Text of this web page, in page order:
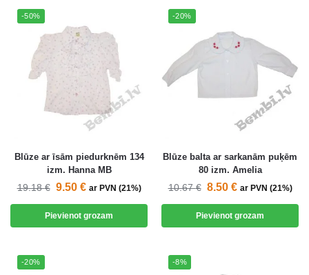
-50%
Blūze ar īsām piedurknēm 134
izm. Hanna MB
19.18€ 9.50 € ar PVN (21%)
Pievienot grozam
-20%
Blūze balta ar sarkanām puķēm
80 izm. Amelia
10.67€ 8.50 € ar PVN (21%)
Pievienot grozam
-20% -8%